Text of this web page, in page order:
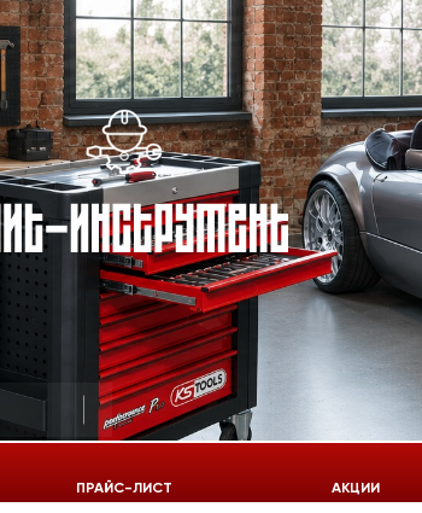
ПРАЙС-ЛИСТ АКЦИИ